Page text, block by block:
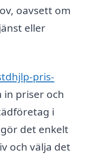
oavsett om
eller
pris-
in priser och
i
det enkelt
och välja det